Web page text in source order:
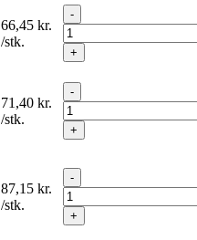
66,45 kr.
/stk.
-
+
71,40 kr.
/stk.
-
+
87,15 kr.
/stk.
-
+